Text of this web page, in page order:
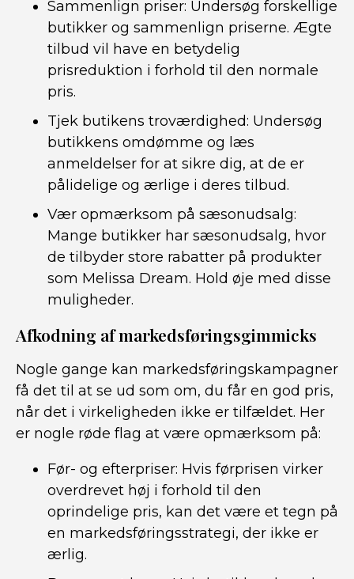
Sammenlign priser: Undersøg forskellige
butikker og sammenlign priserne. Ægte
tilbud vil have en betydelig
prisreduktion i forhold til den normale
pris.
Tjek butikens troværdighed: Undersøg
butikkens omdømme og læs
anmeldelser for at sikre dig, at de er
pålidelige og ærlige i deres tilbud.
Vær opmærksom på sæsonudsalg:
Mange butikker har sæsonudsalg, hvor
de tilbyder store rabatter på produkter
som Melissa Dream. Hold øje med disse
muligheder.
Afkodning af markedsføringsgimmicks
Nogle gange kan markedsføringskampagner
få det til at se ud som om, du får en god pris,
når det i virkeligheden ikke er tilfældet. Her
er nogle røde flag at være opmærksom på:
Før- og efterpriser: Hvis førprisen virker
overdrevet høj i forhold til den
oprindelige pris, kan det være et tegn på
en markedsføringsstrategi, der ikke er
ærlig.